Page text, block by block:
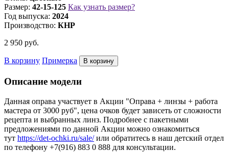
Размер: 42-15-125 Как узнать размер?
Год выпуска: 2024
Производство: КНР
2 950 руб.
В корзину Примерка
Описание модели
Данная оправа участвует в Акции "Оправа + линзы + работа
мастера от 3000 руб", цена очков будет зависеть от сложности
рецепта и выбранных линз. Подробнее с пакетными
предложениями по данной Акции можно ознакомиться
тут https://det-ochki.ru/sale/или обратитесь в наш детский отдел
по телефону +7(916) 883 0 888 для консультации.